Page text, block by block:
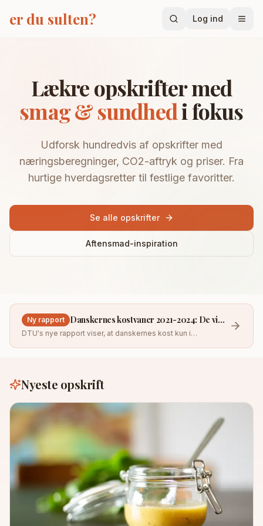
er du sulten? Log ind
Alle opskrifter
Aftensmad
Dessert
Brød
Billige opskrifter
Hurtige (under 30 min)
Proteinrige
Vegetariske
Klimavenlige
Madplan
Søg
INFO
Artikler
Lande
Nyhedsbrev
Lækre opskrifter med
smag & sundhedi fokus
Udforsk hundredvis af opskrifter med
næringsberegninger, CO2-aftryk og priser. Fra
hurtige hverdagsretter til festlige favoritter.
Se alle opskrifter
Aftensmad-inspiration
Ny rapport Danskernes kostvaner 2021-2024: De vigtigste fund
DTU's nye rapport viser, at danskernes kost kun i
Nyeste opskrift